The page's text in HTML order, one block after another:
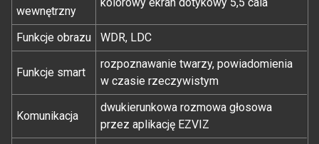
wewnętrzny
Funkcje obrazu WDR, LDC
Funkcje smart
rozpoznawanie twarzy, powiadomienia
w czasie rzeczywistym
Komunikacja
dwukierunkowa rozmowa głosowa
przez aplikację EZVIZ